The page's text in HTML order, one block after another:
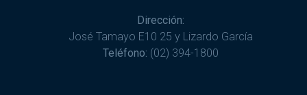
Dirección:
José Tamayo E10 25 y Lizardo García
Teléfono: (02) 394-1800